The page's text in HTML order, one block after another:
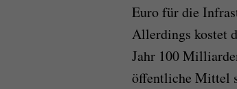
Euro für die
Allerdings kostet
Jahr 100
öffentliche Mittel